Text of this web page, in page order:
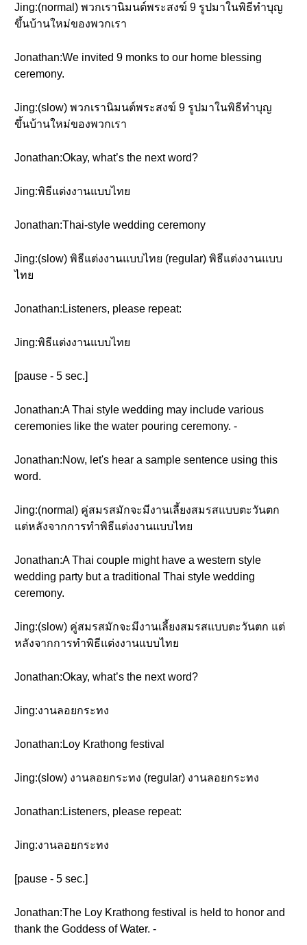
Jing:(normal) พวกเรานิมนต์พระสงฆ์ 9 รูปมาในพิธีทำบุญ
ขึ้นบ้านใหม่ของพวกเรา
Jonathan:We invited 9 monks to our home blessing
ceremony.
Jing:(slow) พวกเรานิมนต์พระสงฆ์ 9 รูปมาในพิธีทำบุญ
ขึ้นบ้านใหม่ของพวกเรา
Jonathan:Okay, what’s the next word?
Jing:พิธีแต่งงานแบบไทย
Jonathan:Thai-style wedding ceremony
Jing:(slow) พิธีแต่งงานแบบไทย (regular) พิธีแต่งงานแบบ
ไทย
Jonathan:Listeners, please repeat:
Jing:พิธีแต่งงานแบบไทย
[pause - 5 sec.]
Jonathan:A Thai style wedding may include various
ceremonies like the water pouring ceremony. -
Jonathan:Now, let's hear a sample sentence using this
word.
Jing:(normal) คู่สมรสมักจะมีงานเลี้ยงสมรสแบบตะวันตก
แต่หลังจากการทำพิธีแต่งงานแบบไทย
Jonathan:A Thai couple might have a western style
wedding party but a traditional Thai style wedding
ceremony.
Jing:(slow) คู่สมรสมักจะมีงานเลี้ยงสมรสแบบตะวันตก แต่
หลังจากการทำพิธีแต่งงานแบบไทย
Jonathan:Okay, what’s the next word?
Jing:งานลอยกระทง
Jonathan:Loy Krathong festival
Jing:(slow) งานลอยกระทง (regular) งานลอยกระทง
Jonathan:Listeners, please repeat:
Jing:งานลอยกระทง
[pause - 5 sec.]
Jonathan:The Loy Krathong festival is held to honor and
thank the Goddess of Water. -